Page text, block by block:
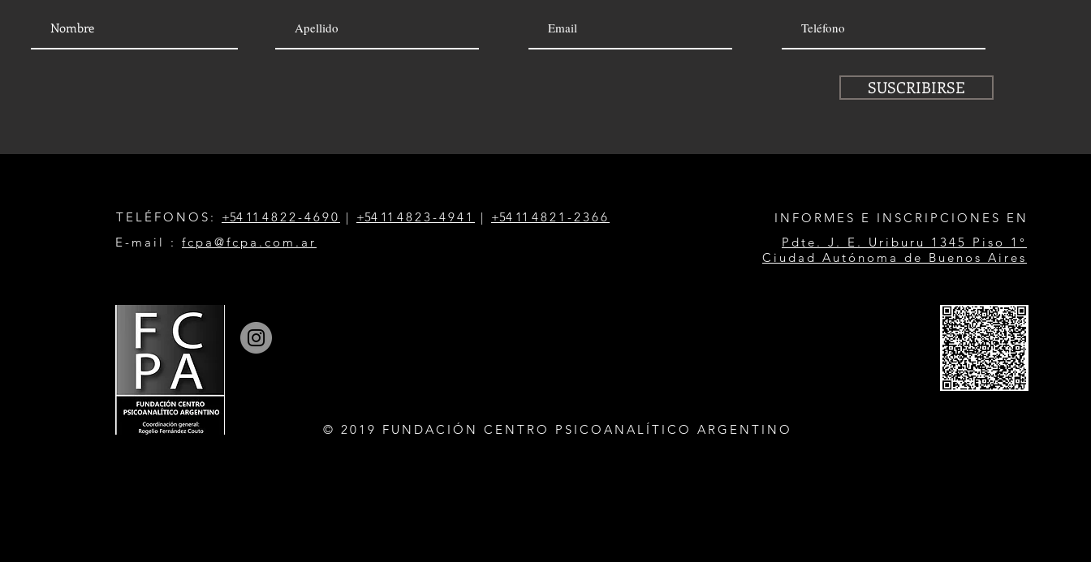
SUSCRIBIRSE
TELÉFONOS: +54 11 4822-4690 | +54 1 1 4823-4941 | +54 1 1 4821-2366
E-mail : fcpa@fcpa.com.ar
INFORMES E INSCRIPCIONES EN
Pdte. J. E. Uriburu 1345 Piso 1°
Ciudad Autónoma de Buenos Aires
© 2019 FUNDACIÓN CENTRO PSICOANALÍTICO ARGENTINO